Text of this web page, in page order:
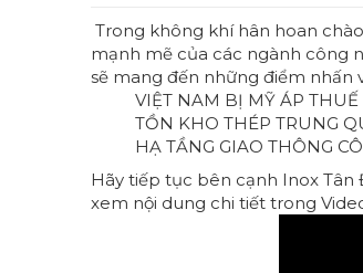
Trong không khí hân hoan
mạnh mẽ của các ngành công
sẽ mang đến những điểm nhấn
VIỆT NAM BỊ MỸ ÁP
TỒN KHO THÉP TRUNG
HẠ TẦNG GIAO THÔNG
Hãy tiếp tục bên cạnh Inox
xem nội dung chi tiết trong